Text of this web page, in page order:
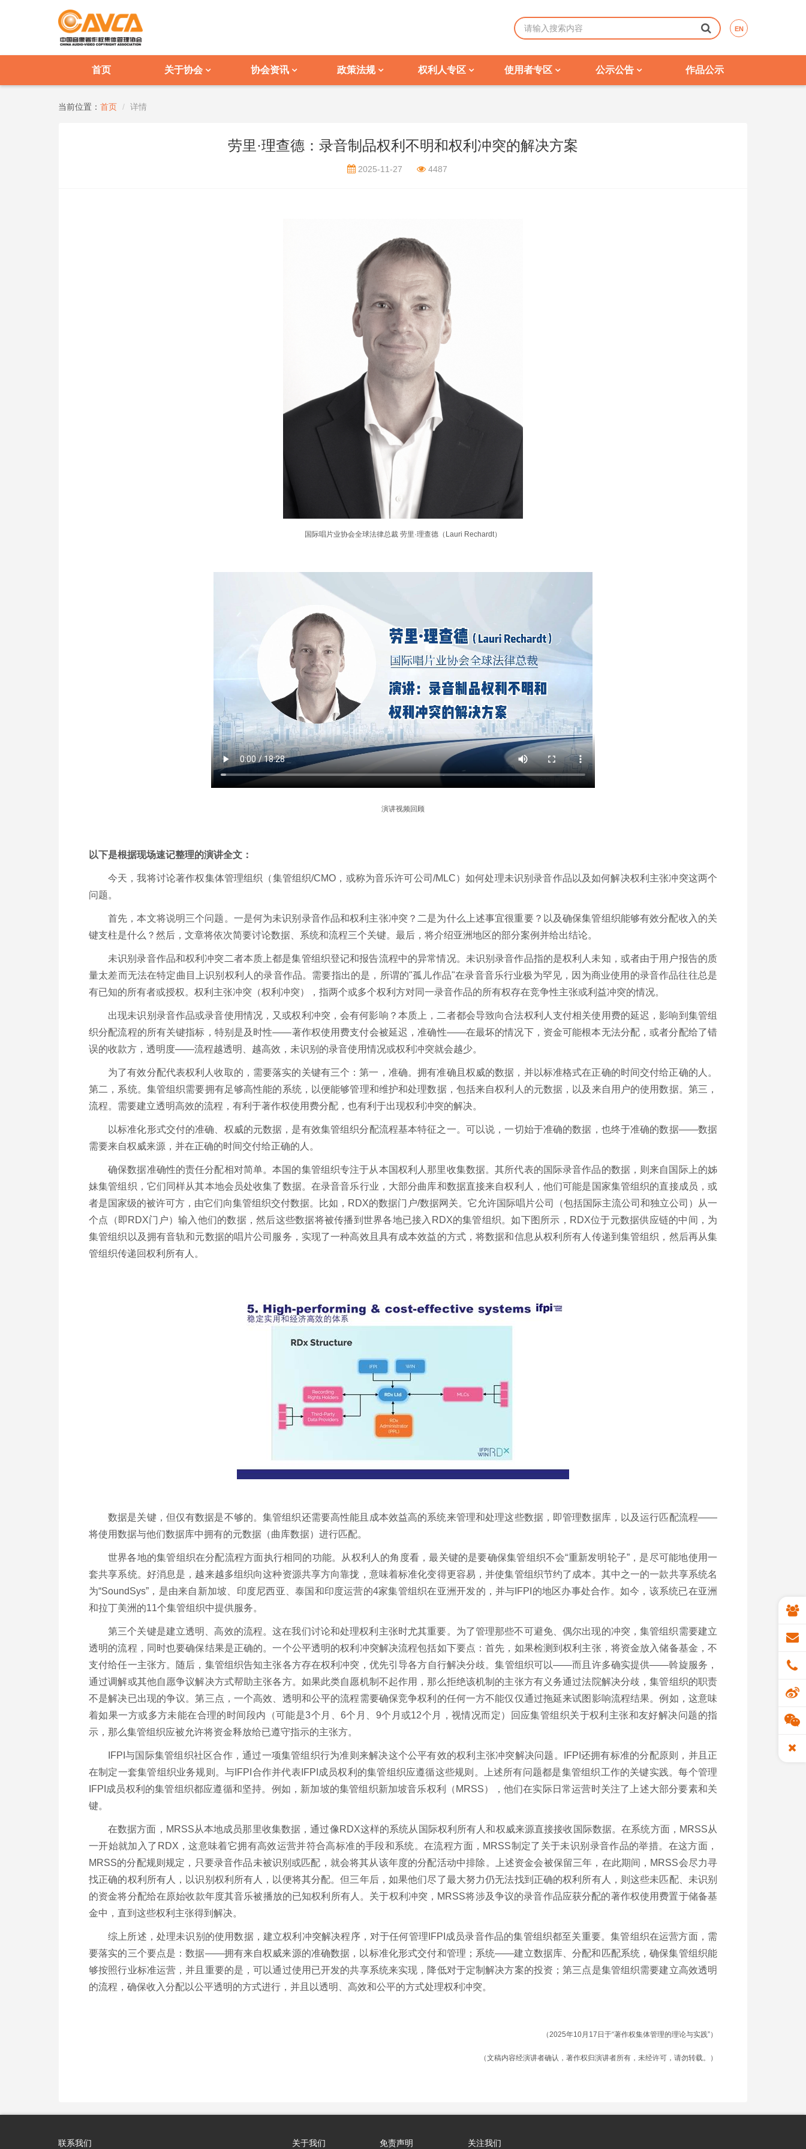
EN
首页 关于协会 协会资讯 政策法规 权利人专区 使用者专区 公示公告 作品公示
当前位置： 首页 详情
劳里·理查德：录音制品权利不明和权利冲突的解决方案
2025-11-27 4487
国际唱片业协会全球法律总裁 劳里·理查德（Lauri Rechardt）
演讲视频回顾
以下是根据现场速记整理的演讲全文：
今天，我将讨论著作权集体管理组织（集管组织/CMO，或称为音乐许可公司/MLC）如何处理未识别录音作品以及如何解决权利主张冲突这两个
问题。
首先，本文将说明三个问题。一是何为未识别录音作品和权利主张冲突？二是为什么上述事宜很重要？以及确保集管组织能够有效分配收入的关
键支柱是什么？然后，文章将依次简要讨论数据、系统和流程三个关键。最后，将介绍亚洲地区的部分案例并给出结论。
未识别录音作品和权利冲突二者本质上都是集管组织登记和报告流程中的异常情况。未识别录音作品指的是权利人未知，或者由于用户报告的质
量太差而无法在特定曲目上识别权利人的录音作品。需要指出的是，所谓的"孤儿作品"在录音音乐行业极为罕见，因为商业使用的录音作品往往总是
有已知的所有者或授权。权利主张冲突（权利冲突），指两个或多个权利方对同一录音作品的所有权存在竞争性主张或利益冲突的情况。
出现未识别录音作品或录音使用情况，又或权利冲突，会有何影响？本质上，二者都会导致向合法权利人支付相关使用费的延迟，影响到集管组
织分配流程的所有关键指标，特别是及时性——著作权使用费支付会被延迟，准确性——在最坏的情况下，资金可能根本无法分配，或者分配给了错
误的收款方，透明度——流程越透明、越高效，未识别的录音使用情况或权利冲突就会越少。
为了有效分配代表权利人收取的，需要落实的关键有三个：第一，准确。拥有准确且权威的数据，并以标准格式在正确的时间交付给正确的人。
第二，系统。集管组织需要拥有足够高性能的系统，以便能够管理和维护和处理数据，包括来自权利人的元数据，以及来自用户的使用数据。第三，
流程。需要建立透明高效的流程，有利于著作权使用费分配，也有利于出现权利冲突的解决。
以标准化形式交付的准确、权威的元数据，是有效集管组织分配流程基本特征之一。可以说，一切始于准确的数据，也终于准确的数据——数据
需要来自权威来源，并在正确的时间交付给正确的人。
确保数据准确性的责任分配相对简单。本国的集管组织专注于从本国权利人那里收集数据。其所代表的国际录音作品的数据，则来自国际上的姊
妹集管组织，它们同样从其本地会员处收集了数据。在录音音乐行业，大部分曲库和数据直接来自权利人，他们可能是国家集管组织的直接成员，或
者是国家级的被许可方，由它们向集管组织交付数据。比如，RDX的数据门户/数据网关。它允许国际唱片公司（包括国际主流公司和独立公司）从一
个点（即RDX门户）输入他们的数据，然后这些数据将被传播到世界各地已接入RDX的集管组织。如下图所示，RDX位于元数据供应链的中间，为
集管组织以及拥有音轨和元数据的唱片公司服务，实现了一种高效且具有成本效益的方式，将数据和信息从权利所有人传递到集管组织，然后再从集
管组织传递回权利所有人。
数据是关键，但仅有数据是不够的。集管组织还需要高性能且成本效益高的系统来管理和处理这些数据，即管理数据库，以及运行匹配流程——
将使用数据与他们数据库中拥有的元数据（曲库数据）进行匹配。
世界各地的集管组织在分配流程方面执行相同的功能。从权利人的角度看，最关键的是要确保集管组织不会“重新发明轮子”，是尽可能地使用一
套共享系统。好消息是，越来越多组织向这种资源共享方向靠拢，意味着标准化变得更容易，并使集管组织节约了成本。其中之一的一款共享系统名
为“SoundSys”，是由来自新加坡、印度尼西亚、泰国和印度运营的4家集管组织在亚洲开发的，并与IFPI的地区办事处合作。如今，该系统已在亚洲
和拉丁美洲的11个集管组织中提供服务。
第三个关键是建立透明、高效的流程。这在我们讨论和处理权利主张时尤其重要。为了管理那些不可避免、偶尔出现的冲突，集管组织需要建立
透明的流程，同时也要确保结果是正确的。一个公平透明的权利冲突解决流程包括如下要点：首先，如果检测到权利主张，将资金放入储备基金，不
支付给任一主张方。随后，集管组织告知主张各方存在权利冲突，优先引导各方自行解决分歧。集管组织可以——而且许多确实提供——斡旋服务，
通过调解或其他自愿争议解决方式帮助主张各方。如果此类自愿机制不起作用，那么拒绝该机制的主张方有义务通过法院解决分歧，集管组织的职责
不是解决已出现的争议。第三点，一个高效、透明和公平的流程需要确保竞争权利的任何一方不能仅仅通过拖延来试图影响流程结果。例如，这意味
着如果一方或多方未能在合理的时间段内（可能是3个月、6个月、9个月或12个月，视情况而定）回应集管组织关于权利主张和友好解决问题的指
示，那么集管组织应被允许将资金释放给已遵守指示的主张方。
IFPI与国际集管组织社区合作，通过一项集管组织行为准则来解决这个公平有效的权利主张冲突解决问题。IFPI还拥有标准的分配原则，并且正
在制定一套集管组织业务规则。与IFPI合作并代表IFPI成员权利的集管组织应遵循这些规则。上述所有问题都是集管组织工作的关键实践。每个管理
IFPI成员权利的集管组织都应遵循和坚持。例如，新加坡的集管组织新加坡音乐权利（MRSS），他们在实际日常运营时关注了上述大部分要素和关
键。
在数据方面，MRSS从本地成员那里收集数据，通过像RDX这样的系统从国际权利所有人和权威来源直接接收国际数据。在系统方面，MRSS从
一开始就加入了RDX，这意味着它拥有高效运营并符合高标准的手段和系统。在流程方面，MRSS制定了关于未识别录音作品的举措。在这方面，
MRSS的分配规则规定，只要录音作品未被识别或匹配，就会将其从该年度的分配活动中排除。上述资金会被保留三年，在此期间，MRSS会尽力寻
找正确的权利所有人，以识别权利所有人，以便将其分配。但三年后，如果他们尽了最大努力仍无法找到正确的权利所有人，则这些未匹配、未识别
的资金将分配给在原始收款年度其音乐被播放的已知权利所有人。关于权利冲突，MRSS将涉及争议的录音作品应获分配的著作权使用费置于储备基
金中，直到这些权利主张得到解决。
综上所述，处理未识别的使用数据，建立权利冲突解决程序，对于任何管理IFPI成员录音作品的集管组织都至关重要。集管组织在运营方面，需
要落实的三个要点是：数据——拥有来自权威来源的准确数据，以标准化形式交付和管理；系统——建立数据库、分配和匹配系统，确保集管组织能
够按照行业标准运营，并且重要的是，可以通过使用已开发的共享系统来实现，降低对于定制解决方案的投资；第三点是集管组织需要建立高效透明
的流程，确保收入分配以公平透明的方式进行，并且以透明、高效和公平的方式处理权利冲突。
（2025年10月17日于“著作权集体管理的理论与实践”）
（文稿内容经演讲者确认，著作权归演讲者所有，未经许可，请勿转载。）
联系我们 关于我们 免责声明 关注我们